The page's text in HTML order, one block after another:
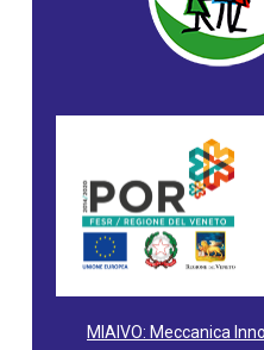
MIAIVO: Meccanica